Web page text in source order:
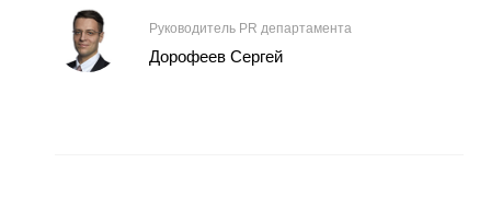
Руководитель PR департамента
Дорофеев Сергей